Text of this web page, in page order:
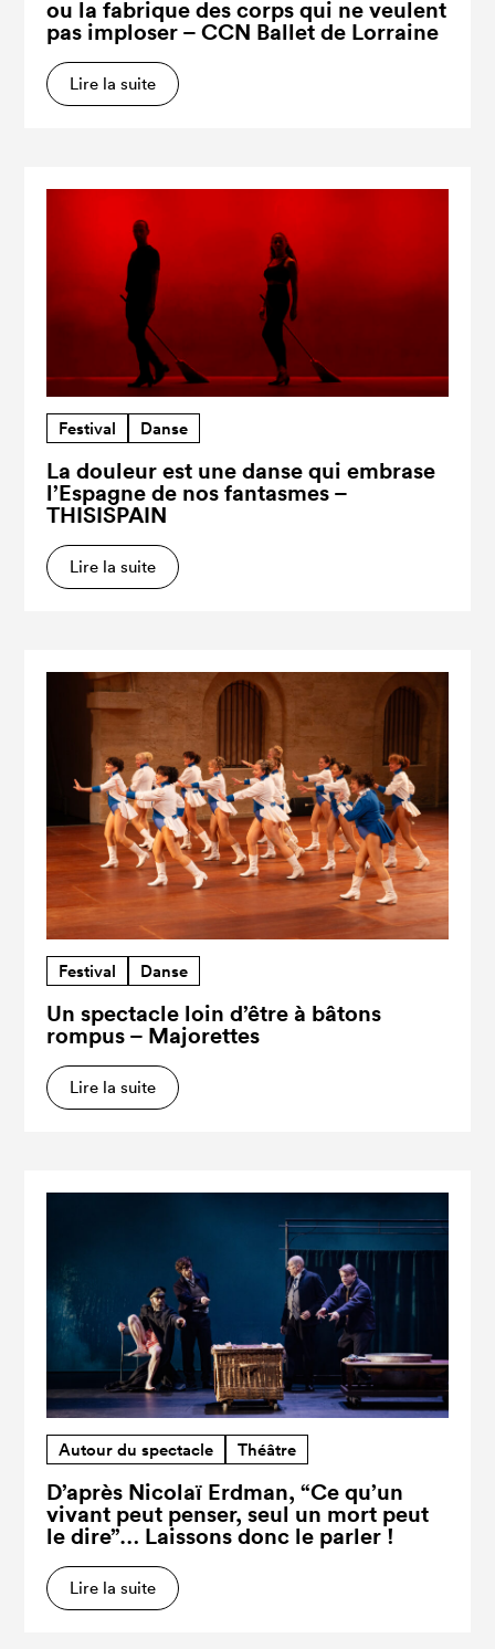
ou la fabrique des corps qui ne veulent
pas imploser – CCN Ballet de Lorraine
Lire la suite
Festival Danse
La douleur est une danse qui embrase
l’Espagne de nos fantasmes –
THISISPAIN
Lire la suite
Festival Danse
Un spectacle loin d’être à bâtons
rompus – Majorettes
Lire la suite
Autour du spectacle Théâtre
D’après Nicolaï Erdman, “Ce qu’un
vivant peut penser, seul un mort peut
le dire”… Laissons donc le parler !
Lire la suite